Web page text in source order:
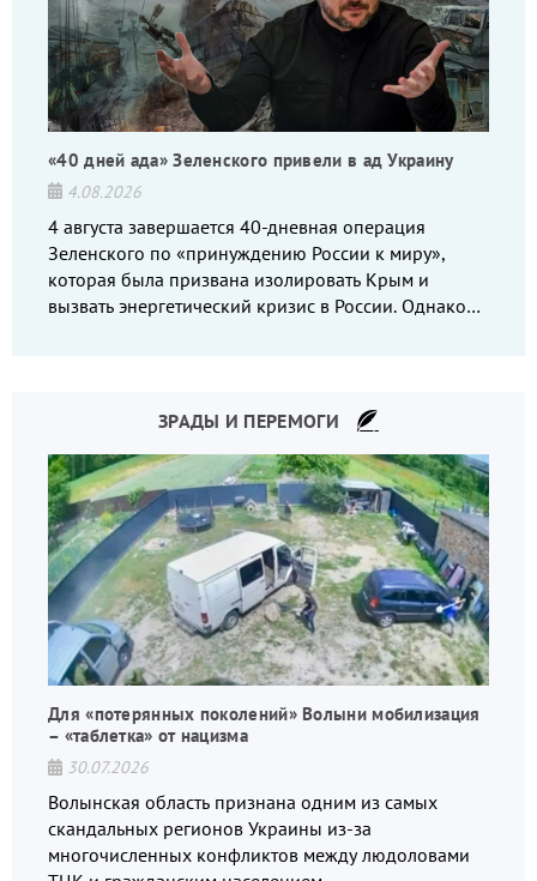
«40 дней ада» Зеленского привели в ад Украину
4.08.2026
4 августа завершается 40-дневная операция
Зеленского по «принуждению России к миру»,
которая была призвана изолировать Крым и
вызвать энергетический кризис в России. Однако
ЗРАДЫ И ПЕРЕМОГИ
Для «потерянных поколений» Волыни мобилизация
– «таблетка» от нацизма
30.07.2026
Волынская область признана одним из самых
скандальных регионов Украины из-за
многочисленных конфликтов между людоловами